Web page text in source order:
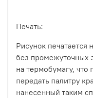
Печать:
Рисунок печатается
без промежуточных
на термобумагу, что
передать палитру
нанесенный таким